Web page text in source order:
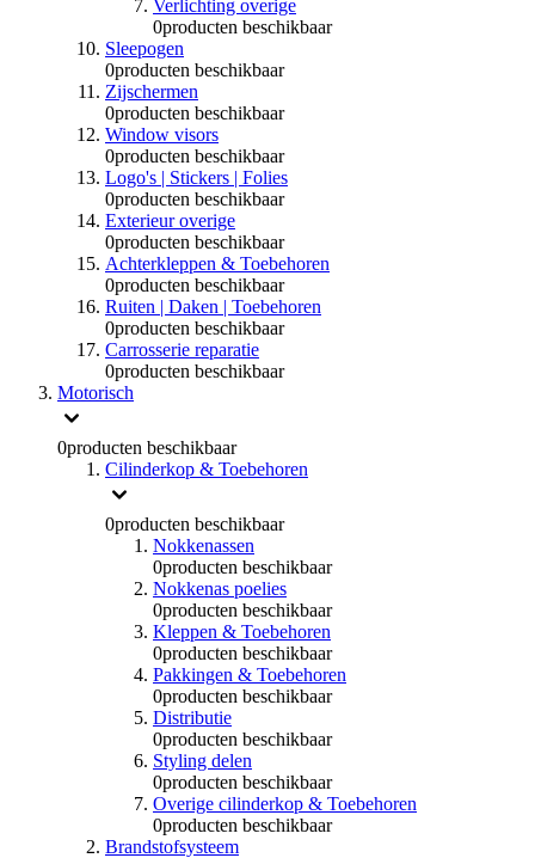
Verlichting overige
0producten beschikbaar
Sleepogen
0producten beschikbaar
Zijschermen
0producten beschikbaar
Window visors
0producten beschikbaar
Logo's | Stickers | Folies
0producten beschikbaar
Exterieur overige
0producten beschikbaar
Achterkleppen & Toebehoren
0producten beschikbaar
Ruiten | Daken | Toebehoren
0producten beschikbaar
Carrosserie reparatie
0producten beschikbaar
Motorisch
0producten beschikbaar
Cilinderkop & Toebehoren
0producten beschikbaar
Nokkenassen
0producten beschikbaar
Nokkenas poelies
0producten beschikbaar
Kleppen & Toebehoren
0producten beschikbaar
Pakkingen & Toebehoren
0producten beschikbaar
Distributie
0producten beschikbaar
Styling delen
0producten beschikbaar
Overige cilinderkop & Toebehoren
0producten beschikbaar
Brandstofsysteem